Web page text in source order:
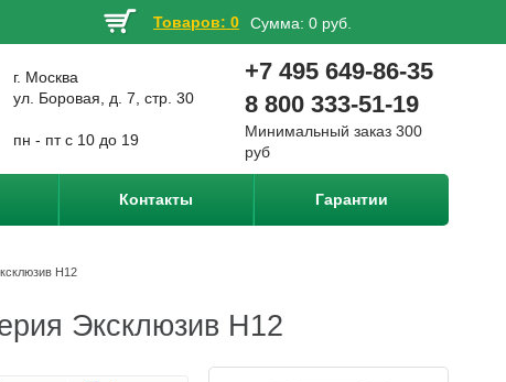
Товаров: 0 Сумма: 0 руб.
г. Москва
ул. Боровая, д. 7, стр. 30
пн - пт с 10 до 19
+7 495 649-86-35
8 800 333-51-19
Минимальный заказ 300
руб
Контакты Гарантии
Н12
Эксклюзив Н12